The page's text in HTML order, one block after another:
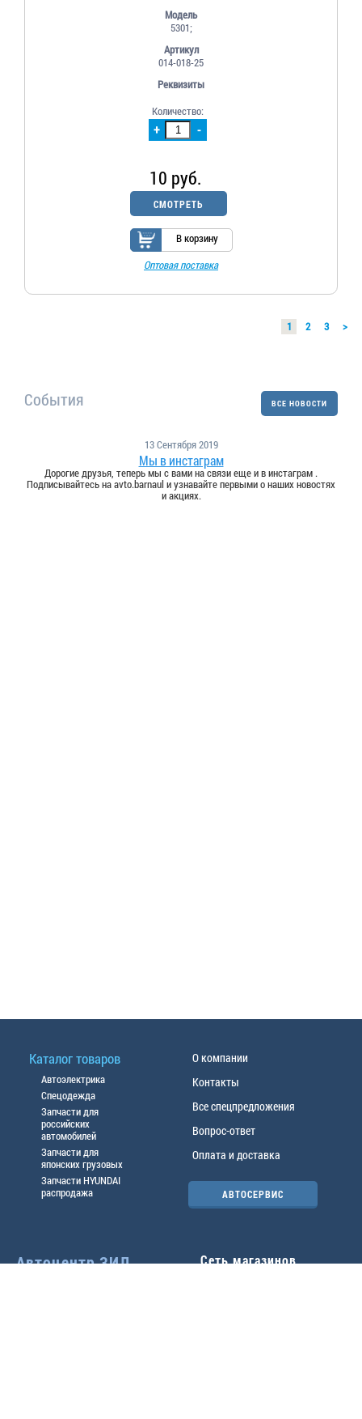
ВСЕ НОВОСТИ
События
13 Сентября 2019
Мы в инстаграм
Дорогие друзья, теперь мы с вами на связи еще и в инстаграм .
Подписывайтесь на avto.barnaul и узнавайте первыми о наших новостях
и акциях.
Модель
5301;
Артикул
014-018-25
Реквизиты
+ -
Количество:
10 руб.
СМОТРЕТЬ
В корзину
Оптовая поставка
1 2 3 >
Каталог товаров
Автоэлектрика
Спецодежда
Запчасти для
российских
автомобилей
Запчасти для
японских грузовых
Запчасти HYUNDAI
распродажа
О компании
Контакты
Все спецпредложения
Вопрос-ответ
Оплата и доставка
АВТОСЕРВИС
Автоцентр ЗИЛ
Сеть магазинов